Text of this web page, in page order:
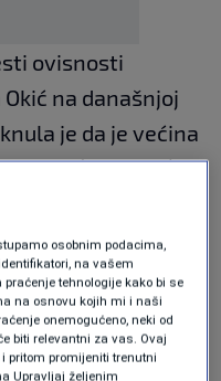
ovisnosti
na današnjoj
je da je većina
dobi (50+, 60+),
traume, a
je ključni korak ka
i reintegraciji u
zavisnosti
osobnim podacima,
na vašem
tehnologije kako bi se
na osnovu kojih mi i naši
onemogućeno, neki od
biti relevantni za vas. Ovaj
pritom promijeniti trenutni
Upravljaj željenim